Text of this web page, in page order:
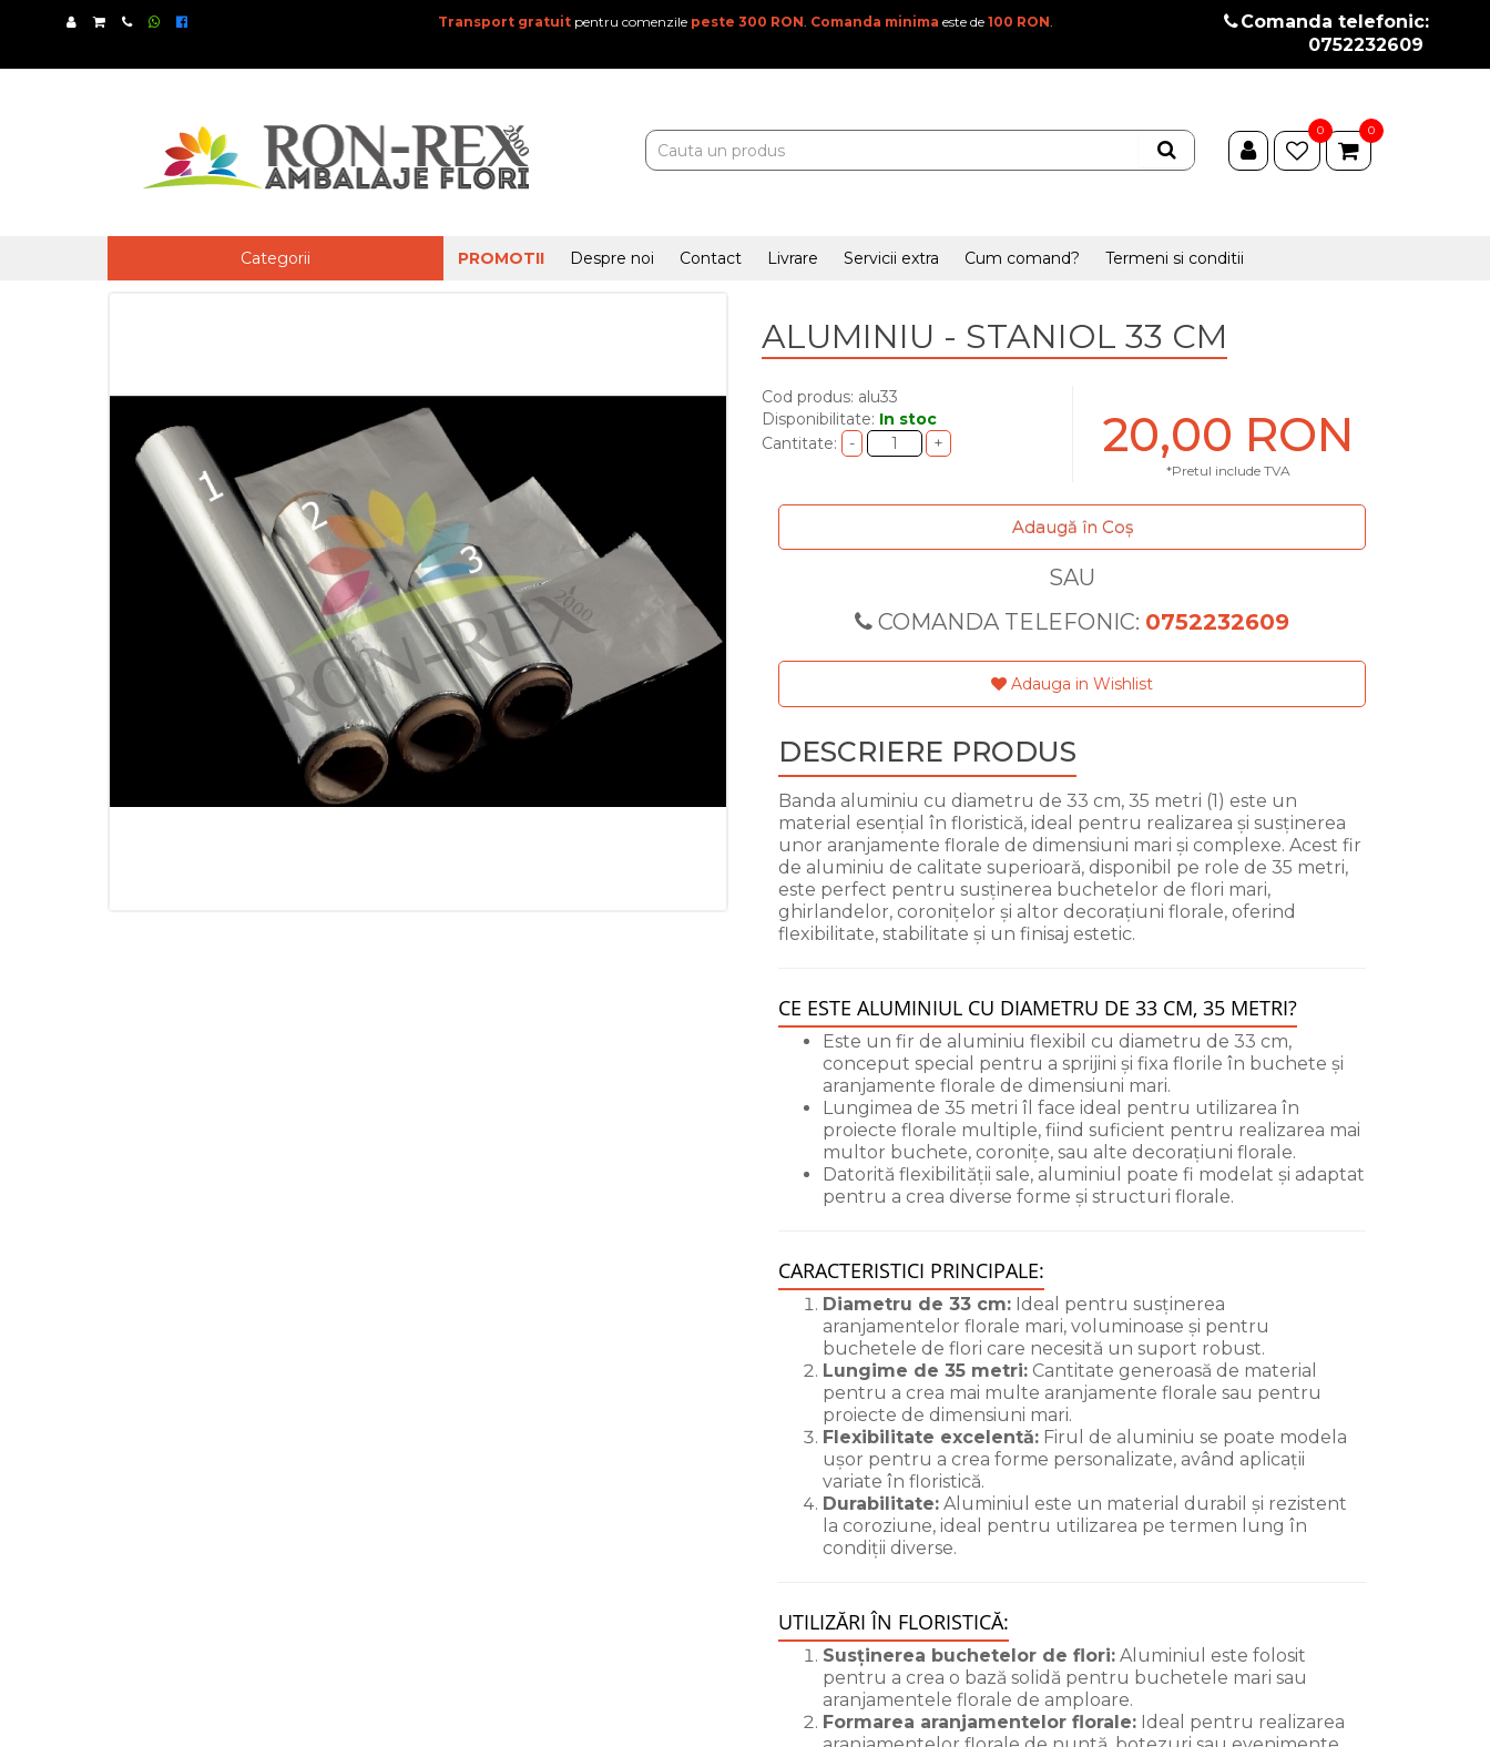
Transport gratuitpentru comenzile peste 300 RON. Comanda minima este de 100 RON.
Comanda telefonic:
0752232609
0 0
Categorii PROMOTII Despre noi Contact Livrare Servicii extra Cum comand? Termeni si conditii
ALUMINIU - STANIOL 33 CM
Cod produs: alu33
Disponibilitate: In stoc
Cantitate:
20,00 RON
*Pretul include TVA
Adaugă în Coş
SAU
COMANDA TELEFONIC: 0752232609
Adauga in Wishlist
DESCRIERE PRODUS
Banda aluminiu cu diametru de 33 cm, 35 metri (1) este un
material esențial în floristică, ideal pentru realizarea și susținerea
unor aranjamente florale de dimensiuni mari și complexe. Acest fir
de aluminiu de calitate superioară, disponibil pe role de 35 metri,
este perfect pentru susținerea buchetelor de flori mari,
ghirlandelor, coronițelor și altor decorațiuni florale, oferind
flexibilitate, stabilitate și un finisaj estetic.
CE ESTE ALUMINIUL CU DIAMETRU DE 33 CM, 35 METRI?
Este un fir de aluminiu flexibil cu diametru de 33 cm,
conceput special pentru a sprijini și fixa florile în buchete și
aranjamente florale de dimensiuni mari.
Lungimea de 35 metri îl face ideal pentru utilizarea în
proiecte florale multiple, fiind suficient pentru realizarea mai
multor buchete, coronițe, sau alte decorațiuni florale.
Datorită flexibilității sale, aluminiul poate fi modelat și adaptat
pentru a crea diverse forme și structuri florale.
CARACTERISTICI PRINCIPALE:
Diametru de 33 cm: Ideal pentru susținerea
aranjamentelor florale mari, voluminoase și pentru
buchetele de flori care necesită un suport robust.
Lungime de 35 metri: Cantitate generoasă de material
pentru a crea mai multe aranjamente florale sau pentru
proiecte de dimensiuni mari.
Flexibilitate excelentă: Firul de aluminiu se poate modela
ușor pentru a crea forme personalizate, având aplicații
variate în floristică.
Durabilitate: Aluminiul este un material durabil și rezistent
la coroziune, ideal pentru utilizarea pe termen lung în
condiții diverse.
UTILIZĂRI ÎN FLORISTICĂ:
Susținerea buchetelor de flori: Aluminiul este folosit
pentru a crea o bază solidă pentru buchetele mari sau
aranjamentele florale de amploare.
Formarea aranjamentelor florale: Ideal pentru realizarea